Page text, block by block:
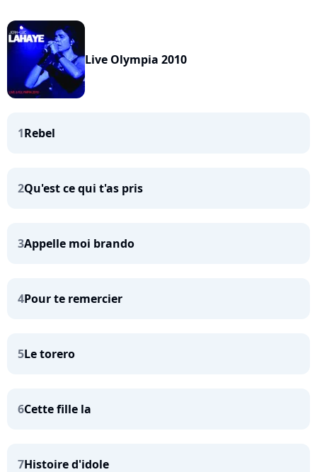
Live Olympia 2010
1Rebel
2Qu'est ce qui t'as pris
3Appelle moi brando
4Pour te remercier
5Le torero
6Cette fille la
7Histoire d'idole